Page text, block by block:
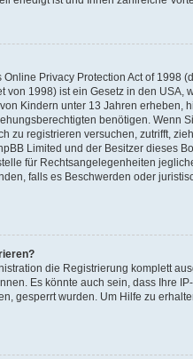
Privacy Protection Act of 1998
von 1998) ist ein Gesetz in den USA,
Kindern unter 13 Jahren erheben,
benötigen. Wenn
zu registrieren versuchen, zutrifft,
Limited und der Besitzer dieses
für Rechtsangelegenheiten
falls es Beschwerden oder
die Registrierung komplett
Es könnte auch sein, dass Ihre
gesperrt wurden. Um Hilfe zu